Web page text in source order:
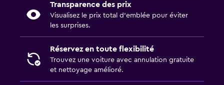
Transparence des prix
Visualisez le prix total d’emblée pour éviter
les surprises.
Réservez en toute flexibilité
Trouvez une voiture avec annulation gratuite
et nettoyage amélioré.